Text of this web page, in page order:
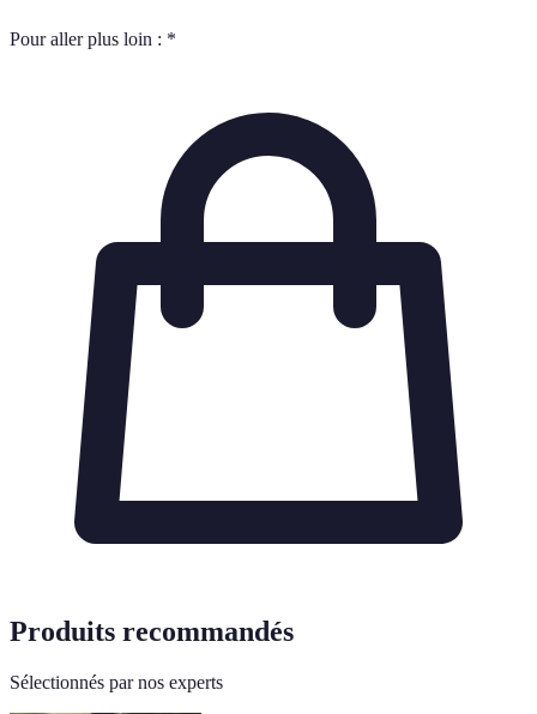
Pour aller plus loin : *
Produits recommandés
Sélectionnés par nos experts